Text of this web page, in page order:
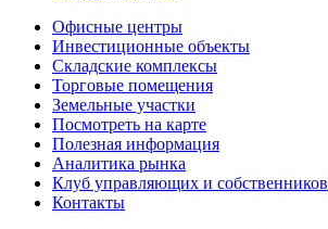
Офисные центры
Инвестиционные объекты
Складские комплексы
Торговые помещения
Земельные участки
Посмотреть на карте
Полезная информация
Аналитика рынка
Клуб управляющих и собственников
Контакты